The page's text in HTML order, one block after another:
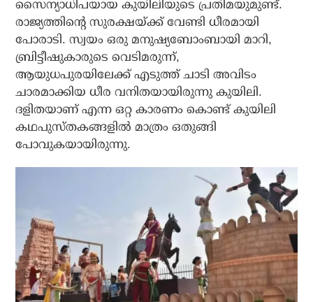
സൈന്യാധിപയായ കുയിലിയുടെ പ്രതിമയുമുണ്ട്.
രാജ്യത്തിന്റെ സുരക്ഷയ്ക്ക് വേണ്ടി ധീരമായി
പോരാടി. സ്വയം ഒരു മനുഷ്യബോംബായി മാറി,
ബ്രിട്ടീഷുകാരുടെ വെടിമരുന്ന്,
ആയുധപുരയിലേക്ക് എടുത്ത് ചാടി അവിടം
ചാരമാക്കിയ ധീര വനിതയായിരുന്നു കുയിലി.
ദളിതയാണ് എന്ന ഒറ്റ കാരണം കൊണ്ട് കുയിലി
കഥപുസ്തകങ്ങളില്‍ മാത്രം ഒതുങ്ങി
പോവുകയായിരുന്നു.